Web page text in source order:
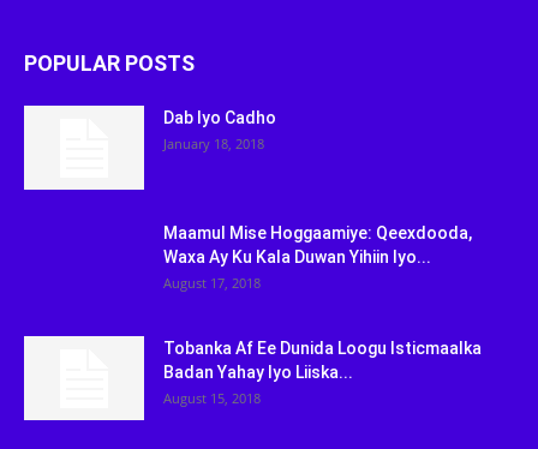
POPULAR POSTS
Dab Iyo Cadho
January 18, 2018
Maamul Mise Hoggaamiye: Qeexdooda,
Waxa Ay Ku Kala Duwan Yihiin Iyo...
August 17, 2018
Tobanka Af Ee Dunida Loogu Isticmaalka
Badan Yahay Iyo Liiska...
August 15, 2018